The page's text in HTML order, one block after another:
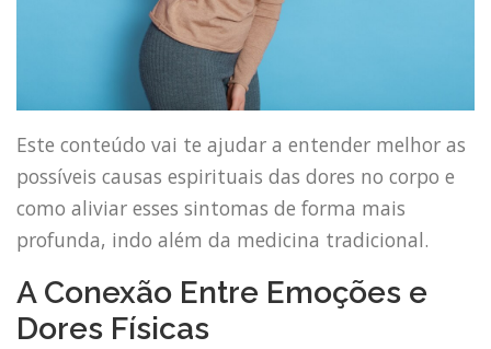
Este conteúdo vai te ajudar a entender melhor as
possíveis causas espirituais das dores no corpo e
como aliviar esses sintomas de forma mais
profunda, indo além da medicina tradicional.
A Conexão Entre Emoções e
Dores Físicas